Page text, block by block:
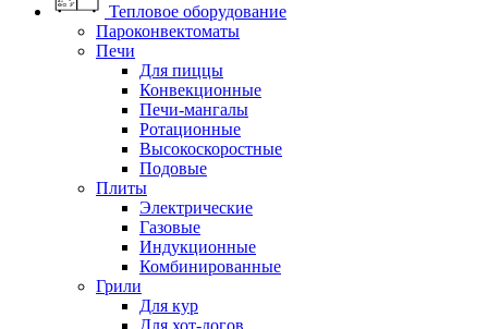
Тепловое оборудование
Пароконвектоматы
Печи
Для пиццы
Конвекционные
Печи-мангалы
Ротационные
Высокоскоростные
Подовые
Плиты
Электрические
Газовые
Индукционные
Комбинированные
Грили
Для кур
Для хот-догов